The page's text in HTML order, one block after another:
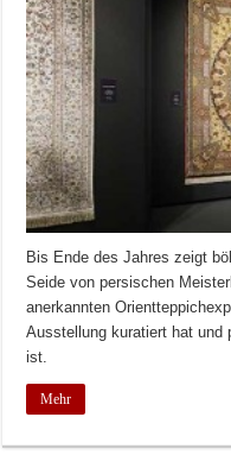
Bis Ende des Jahres zeigt
Seide von persischen
anerkannten
Ausstellung kuratiert hat und
ist.
Mehr